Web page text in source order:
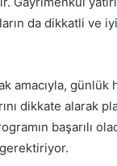
da dikkatli ve
günlük
dikkate alarak
başarılı
gerektiriyor.